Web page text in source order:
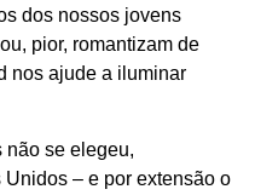
dos nossos jovens
pior, romantizam de
nos ajude a iluminar
não se elegeu,
– e por extensão o